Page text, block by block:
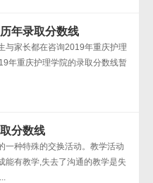
年录取分数线
与家长都在咨询2019年重庆护理
年重庆护理学院的录取分数线暂
分数线
一种特殊的交换活动。教学活动
能有教学,失去了沟通的教学是失